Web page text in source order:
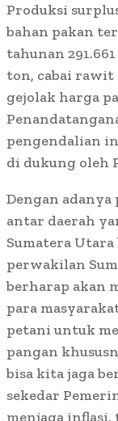
Produksi
bahan pakan
tahunan
ton, cabai rawit
gejolak harga
pengendalian
di dukung oleh
Dengan
antar daerah
Sumatera
perwakilan
berharap akan
para
petani untuk
pangan
bisa kita jaga
sekedar
menjaga